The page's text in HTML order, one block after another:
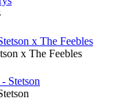
x The Feebles